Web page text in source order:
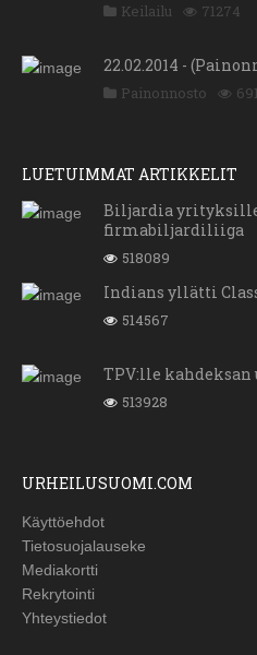
Keilailu 71274
22.02.2014 -
Painonnosto
LUETUIMMAT ARTIKKELIT
Biljardia
firmabiljardiliiga
518089
Indians yllätti
514567
TPV:lle kahdeksan
513928
URHEILUSUOMI.COM
Käyttöehdot
Tietosuojalauseke
Mediakortti
Rekrytointi
Yhteystiedot